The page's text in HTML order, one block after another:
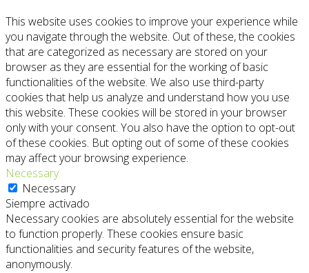
This website uses cookies to improve your experience while
you navigate through the website. Out of these, the cookies
that are categorized as necessary are stored on your
browser as they are essential for the working of basic
functionalities of the website. We also use third-party
cookies that help us analyze and understand how you use
this website. These cookies will be stored in your browser
only with your consent. You also have the option to opt-out
of these cookies. But opting out of some of these cookies
may affect your browsing experience.
Necessary
Necessary
Siempre activado
Necessary cookies are absolutely essential for the website
to function properly. These cookies ensure basic
functionalities and security features of the website,
anonymously.